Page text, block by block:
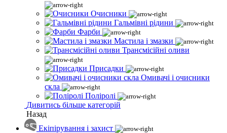
Очисники
Гальмівні рідини
Фарби
Мастила і змазки
Трансмісійні оливи
Присадки
Омивачі і очисники
скла
Поліролі
Дивитись більше категорій
Назад
Екіпірування і захист